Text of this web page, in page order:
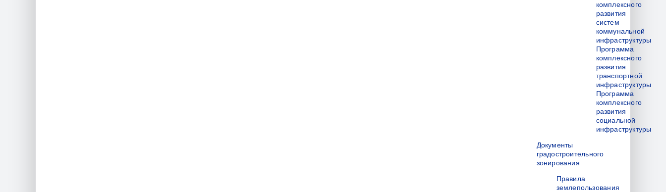
комплексного
развития
систем
коммунальной
инфраструктуры
Программа
комплексного
развития
транспортной
инфраструктуры
Программа
комплексного
развития
социальной
инфраструктуры
Документы
градостроительного
зонирования
Правила
землепользования